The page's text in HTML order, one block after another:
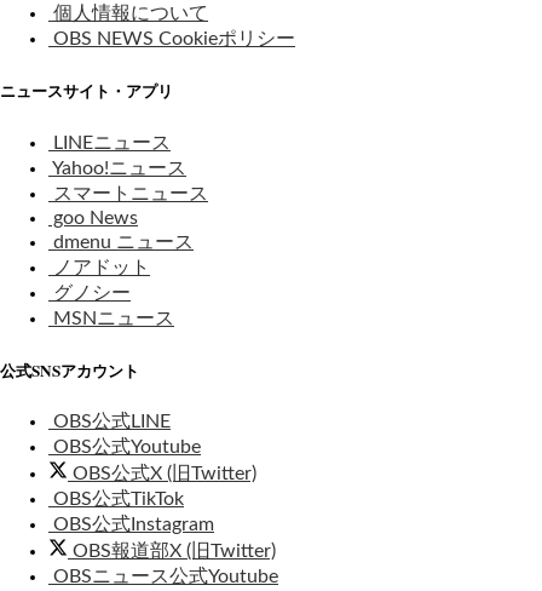
個人情報について
OBS NEWS Cookieポリシー
ニュースサイト・アプリ
LINEニュース
Yahoo!ニュース
スマートニュース
goo News
dmenu ニュース
ノアドット
グノシー
MSNニュース
公式SNSアカウント
OBS公式LINE
OBS公式Youtube
OBS公式X (旧Twitter)
OBS公式TikTok
OBS公式Instagram
OBS報道部X (旧Twitter)
OBSニュース公式Youtube